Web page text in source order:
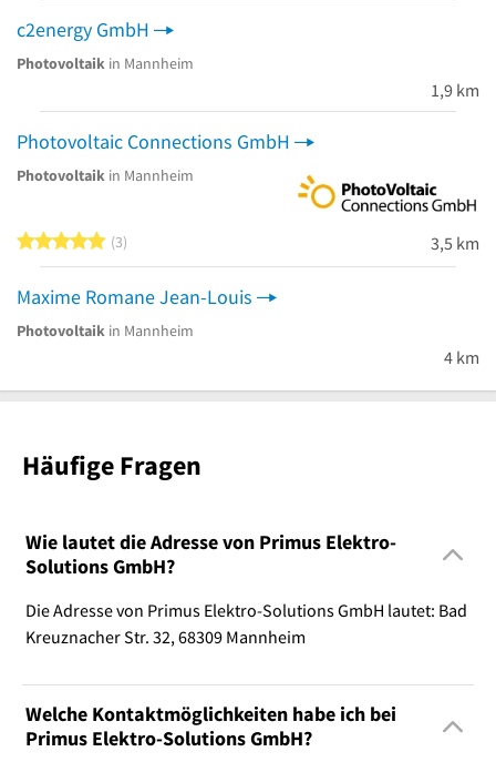
c2energy GmbH
Photovoltaik in Mannheim
1,9 km
Photovoltaic Connections GmbH
Photovoltaik in Mannheim
5 von 5 Sternen
3 3,5 km
Maxime Romane Jean-Louis
Photovoltaik in Mannheim
4 km
Häufige Fragen
Wie lautet die Adresse von Primus Elektro-
Solutions GmbH?
Die Adresse von Primus Elektro-Solutions GmbH lautet: Bad
Kreuznacher Str. 32, 68309 Mannheim
Welche Kontaktmöglichkeiten habe ich bei
Primus Elektro-Solutions GmbH?